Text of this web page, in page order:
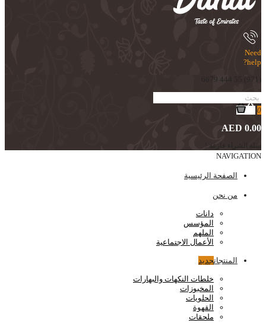
Need
help?
0
AED 0.00
سلة الشراء فارغة !
NAVIGATION
الصفحة الرئيسية
من نحن
دانات
المؤسس
الملهم
الأعمال الاجتماعية
المنتجاتجديد
خلطات النكهات والبهارات
المخبوزات
الحلويات
القهوة
ملحقات